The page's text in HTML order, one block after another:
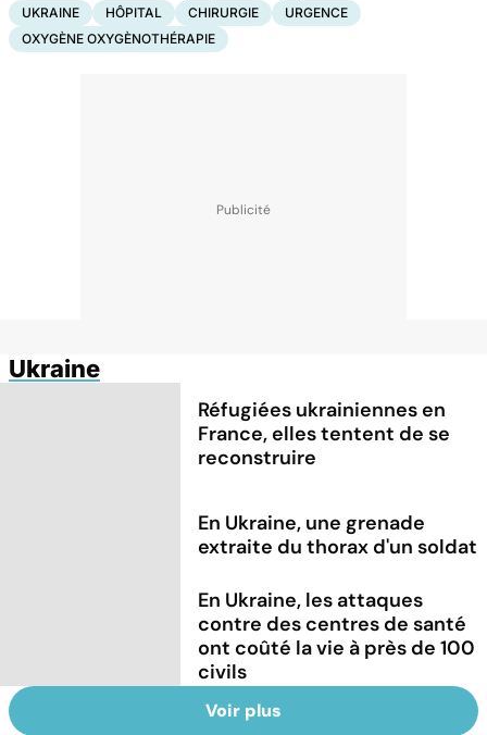
UKRAINE HÔPITAL CHIRURGIE
URGENCE
OXYGÈNE OXYGÈNOTHÉRAPIE
Ukraine
Réfugiées ukrainiennes en
France, elles tentent de se
reconstruire
En Ukraine, une grenade
extraite du thorax d'un soldat
En Ukraine, les attaques
contre des centres de santé
ont coûté la vie à près de 100
civils
Voir plus